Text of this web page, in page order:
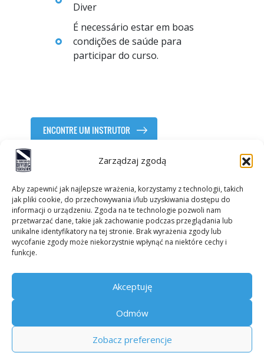
Zarządzaj zgodą
Aby zapewnić jak najlepsze wrażenia, korzystamy z technologii, takich
jak pliki cookie, do przechowywania i/lub uzyskiwania dostępu do
informacji o urządzeniu. Zgoda na te technologie pozwoli nam
przetwarzać dane, takie jak zachowanie podczas przeglądania lub
unikalne identyfikatory na tej stronie. Brak wyrażenia zgody lub
wycofanie zgody może niekorzystnie wpłynąć na niektóre cechy i
funkcje.
Akceptuję
Odmów
Zobacz preferencje
Diver
É necessário estar em boas
condições de saúde para
participar do curso.
ENCONTRE UM INSTRUTOR
Contactos